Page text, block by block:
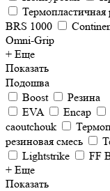
Термопластичная
BRS 1000
Omni-Grip
+ Еще
Показать
Подошва
Boost
Резина
EVA
Encap
caoutchouk
резиновая смесь
Lightstrike
FF
+ Еще
Показать